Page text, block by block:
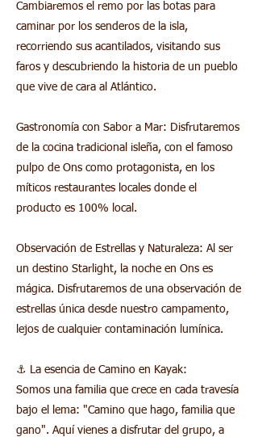
Cambiaremos el remo por las botas para
caminar por los senderos de la isla,
recorriendo sus acantilados, visitando sus
faros y descubriendo la historia de un pueblo
que vive de cara al Atlántico.
Gastronomía con Sabor a Mar: Disfrutaremos
de la cocina tradicional isleña, con el famoso
pulpo de Ons como protagonista, en los
míticos restaurantes locales donde el
producto es 100% local.
Observación de Estrellas y Naturaleza: Al ser
un destino Starlight, la noche en Ons es
mágica. Disfrutaremos de una observación de
estrellas única desde nuestro campamento,
lejos de cualquier contaminación lumínica.
⚓ La esencia de Camino en Kayak:
Somos una familia que crece en cada travesía
bajo el lema: "Camino que hago, familia que
gano". Aquí vienes a disfrutar del grupo, a